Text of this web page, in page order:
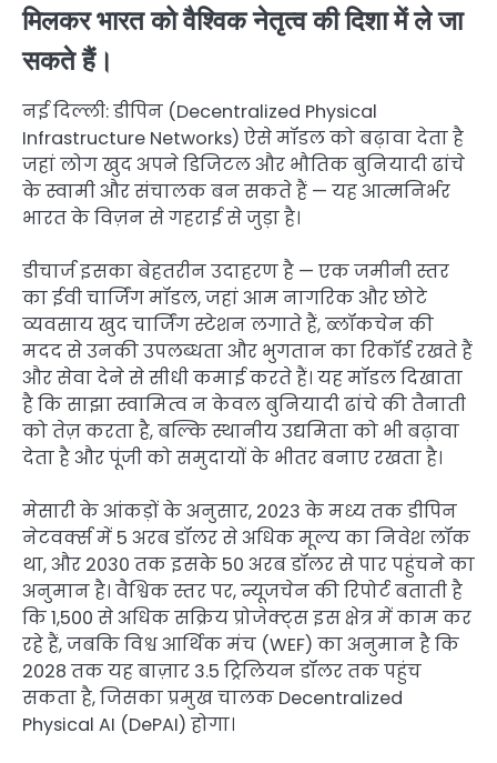
मिलकर भारत को वैश्विक नेतृत्व की दिशा में ले जा
सकते हैं।
नई दिल्ली: डीपिन (Decentralized Physical
Infrastructure Networks) ऐसे मॉडल को बढ़ावा देता है
जहां लोग खुद अपने डिजिटल और भौतिक बुनियादी ढांचे
के स्वामी और संचालक बन सकते हैं — यह आत्मनिर्भर
भारत के विज़न से गहराई से जुड़ा है।
डीचार्ज इसका बेहतरीन उदाहरण है — एक जमीनी स्तर
का ईवी चार्जिंग मॉडल, जहां आम नागरिक और छोटे
व्यवसाय खुद चार्जिंग स्टेशन लगाते हैं, ब्लॉकचेन की
मदद से उनकी उपलब्धता और भुगतान का रिकॉर्ड रखते हैं
और सेवा देने से सीधी कमाई करते हैं। यह मॉडल दिखाता
है कि साझा स्वामित्व न केवल बुनियादी ढांचे की तैनाती
को तेज़ करता है, बल्कि स्थानीय उद्यमिता को भी बढ़ावा
देता है और पूंजी को समुदायों के भीतर बनाए रखता है।
मेसारी के आंकड़ों के अनुसार, 2023 के मध्य तक डीपिन
नेटवर्क्स में 5 अरब डॉलर से अधिक मूल्य का निवेश लॉक
था, और 2030 तक इसके 50 अरब डॉलर से पार पहुंचने का
अनुमान है। वैश्विक स्तर पर, न्यूजचेन की रिपोर्ट बताती है
कि 1,500 से अधिक सक्रिय प्रोजेक्ट्स इस क्षेत्र में काम कर
रहे हैं, जबकि विश्व आर्थिक मंच (WEF) का अनुमान है कि
2028 तक यह बाज़ार 3.5 ट्रिलियन डॉलर तक पहुंच
सकता है, जिसका प्रमुख चालक Decentralized
Physical AI (DePAI) होगा।